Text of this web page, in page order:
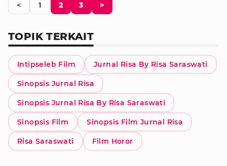
< 1 2 3 >
TOPIK TERKAIT
Intipseleb Film Jurnal Risa By Risa Saraswati
Sinopsis Jurnal Risa
Sinopsis Jurnal Risa By Risa Saraswati
Sinopsis Film Sinopsis Film Jurnal Risa
Risa Saraswati Film Horor